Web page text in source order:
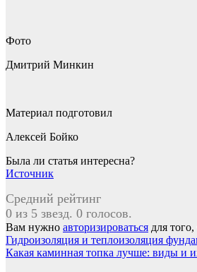
Фото
Дмитрий Минкин
Материал подготовил
Алексей Бойко
Была ли статья интересна?
Источник
Средний рейтинг
0 из 5 звезд. 0 голосов.
Вам нужно авторизироваться для
Навигация
по
Гидроизоляция и теплоизоляция
Какая каминная топка лучше: виды и